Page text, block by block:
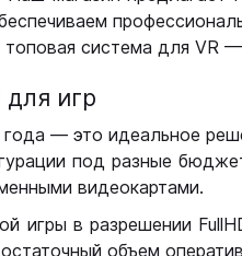
система для VR
игр
— это идеальное
под разные
видеокартами.
в разрешении
объем